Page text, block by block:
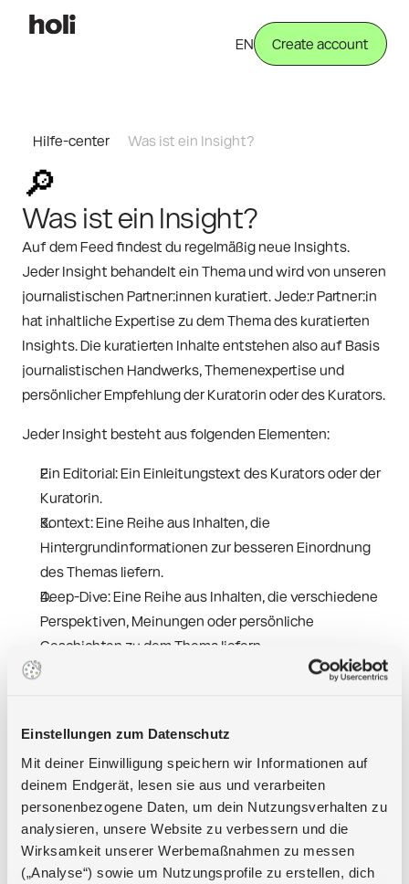
Einstellungen zum Datenschutz
Mit deiner Einwilligung speichern wir Informationen auf
deinem Endgerät, lesen sie aus und verarbeiten
personenbezogene Daten, um dein Nutzungsverhalten zu
analysieren, unsere Website zu verbessern und die
Wirksamkeit unserer Werbemaßnahmen zu messen
(„Analyse“) sowie um Nutzungsprofile zu erstellen, dich
EN Create account
Hilfe-center Was ist ein Insight?
🔎
Was ist ein Insight?
Auf dem Feed findest du regelmäßig neue Insights.
Jeder Insight behandelt ein Thema und wird von unseren
journalistischen Partner:innen kuratiert. Jede:r Partner:in
hat inhaltliche Expertise zu dem Thema des kuratierten
Insights. Die kuratierten Inhalte entstehen also auf Basis
journalistischen Handwerks, Themenexpertise und
persönlicher Empfehlung der Kuratorin oder des Kurators.
Jeder Insight besteht aus folgenden Elementen:
Ein Editorial: Ein Einleitungstext des Kurators oder der
Kuratorin.
Kontext: Eine Reihe aus Inhalten, die
Hintergrundinformationen zur besseren Einordnung
des Themas liefern.
Deep-Dive: Eine Reihe aus Inhalten, die verschiedene
Perspektiven, Meinungen oder persönliche
Geschichten zu dem Thema liefern.
Du kannst auf die einzelnen Posts in einem Insight
reagieren und diese kommentieren. Schreibt eure
Sichtweise und Gedanken und startet einen
konstruktiven Dialog über das Thema des Insights.
Behaltet dabei bitte unbedingt unsere Community
Guidelines im Blick.